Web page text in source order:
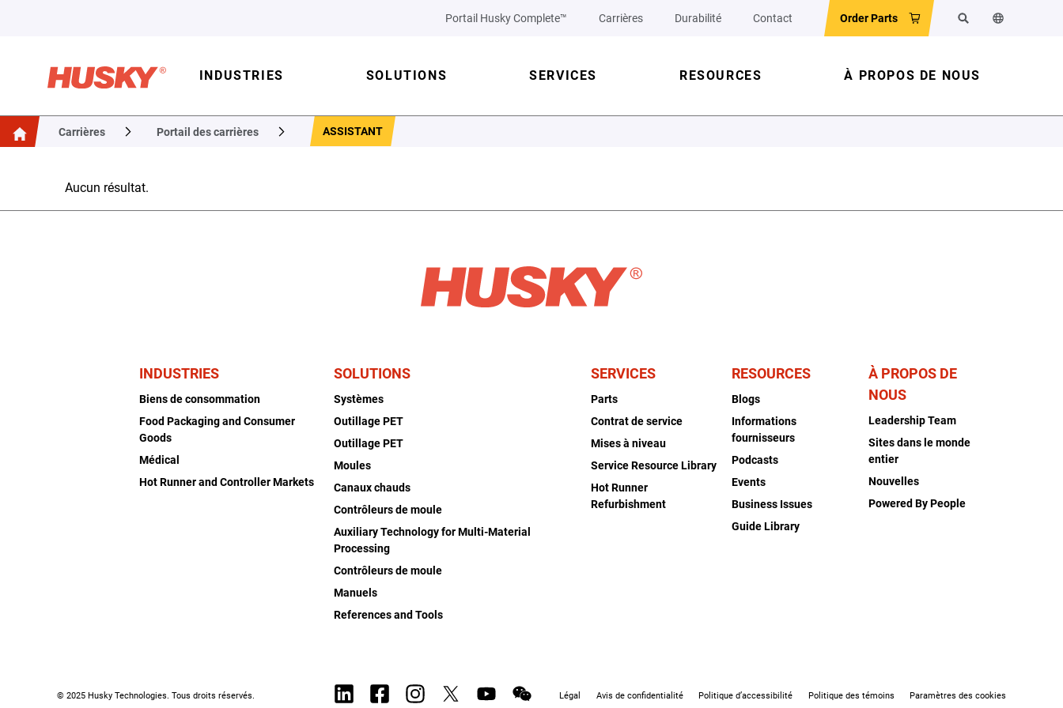
Portail Husky Complete™ Carrières Durabilité Contact Order Parts RechercherChanger la
INDUSTRIES SOLUTIONS SERVICES RESOURCES À PROPOS DE NOUS
Carrières Portail des carrières ASSISTANT
Aucun résultat.
INDUSTRIES
Biens de consommation
Food Packaging and Consumer
Goods
Médical
Hot Runner and Controller Markets
SOLUTIONS
Systèmes
Outillage PET
Outillage PET
Moules
Canaux chauds
Contrôleurs de moule
Auxiliary Technology for Multi-Material
Processing
Contrôleurs de moule
Manuels
References and Tools
SERVICES
Parts
Contrat de service
Mises à niveau
Service Resource Library
Hot Runner
Refurbishment
RESOURCES
Blogs
Informations
fournisseurs
Podcasts
Events
Business Issues
Guide Library
À PROPOS DE
NOUS
Leadership Team
Sites dans le monde
entier
Nouvelles
Powered By People
Légal Avis de confidentialité Politique d’accessibilité Politique des témoins Paramètres des cookies
© 2025 Husky Technologies. Tous droits réservés.